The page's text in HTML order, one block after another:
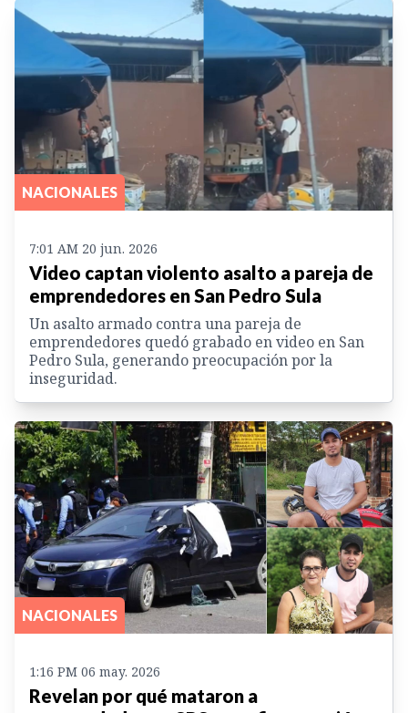
NACIONALES
7:01 AM 20 jun. 2026
Video captan violento asalto a pareja de
emprendedores en San Pedro Sula
Un asalto armado contra una pareja de
emprendedores quedó grabado en video en San
Pedro Sula, generando preocupación por la
inseguridad.
NACIONALES
1:16 PM 06 may. 2026
Revelan por qué mataron a